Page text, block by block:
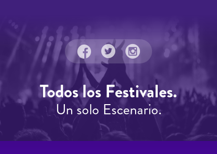
Todos los Festivales.
Un solo Escenario.